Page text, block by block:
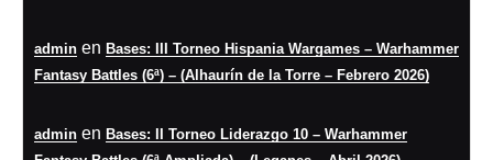
admin en Bases: III Torneo Hispania Wargames – Warhammer
Fantasy Battles (6ª) – (Alhaurín de la Torre – Febrero 2026)
admin en Bases: II Torneo Liderazgo 10 – Warhammer